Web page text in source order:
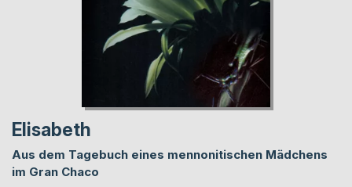
Elisabeth
Aus dem Tagebuch eines mennonitischen Mädchens
im Gran Chaco